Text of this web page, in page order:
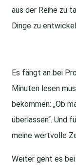
aus der Reihe zu
Dinge zu
Es fängt an bei
Minuten lesen
bekommen: „Ob
überlassen“. Und
meine wertvolle
Weiter geht es